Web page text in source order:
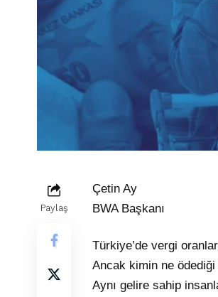
Paylaş
Çetin Ay
BWA Başkanı
Türkiye’de vergi
Ancak kimin ne
Aynı gelire sahip